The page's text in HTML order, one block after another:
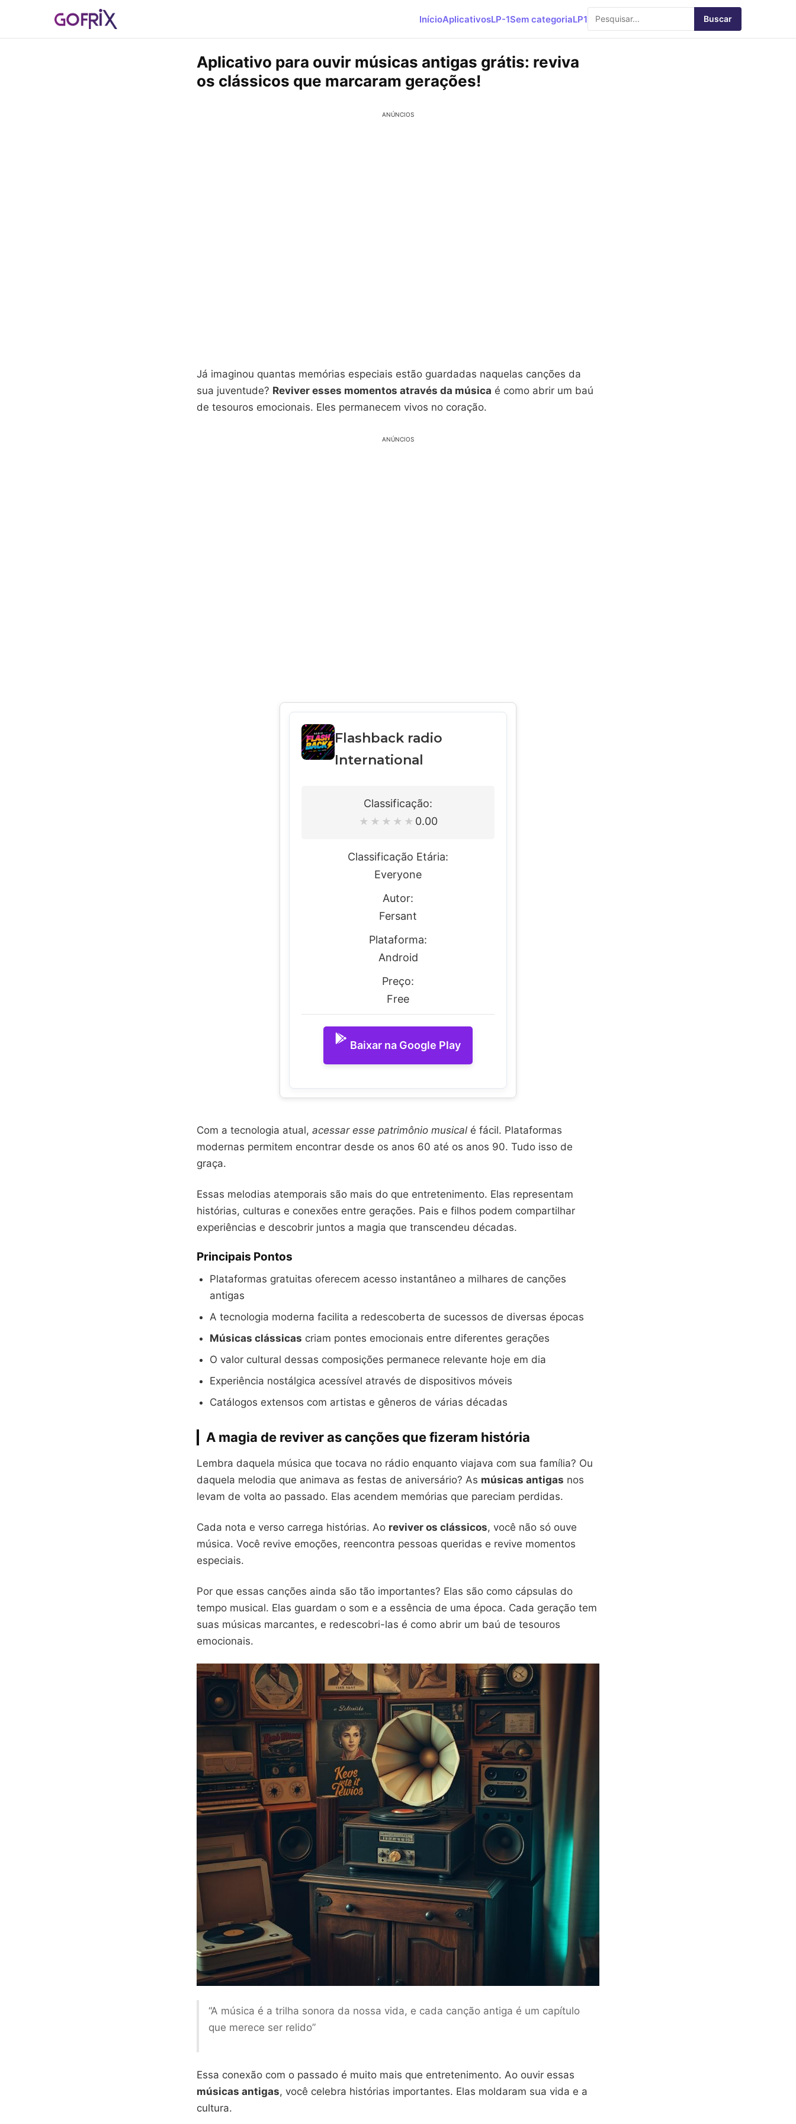
InícioAplicativosLP-1Sem categoriaLP1 Buscar
Aplicativo para ouvir músicas antigas grátis: reviva
os clássicos que marcaram gerações!
ANÚNCIOS
Já imaginou quantas memórias especiais estão guardadas naquelas canções da
sua juventude? Reviver esses momentos através da música é como abrir um baú
de tesouros emocionais. Eles permanecem vivos no coração.
ANÚNCIOS
Flashback radio
International
Classificação:
★ ★ ★ ★ ★ 0.00
Classificação Etária:
Everyone
Autor:
Fersant
Plataforma:
Android
Preço:
Free
Baixar na Google Play
Com a tecnologia atual, acessar esse patrimônio musical é fácil. Plataformas
modernas permitem encontrar desde os anos 60 até os anos 90. Tudo isso de
graça.
Essas melodias atemporais são mais do que entretenimento. Elas representam
histórias, culturas e conexões entre gerações. Pais e filhos podem compartilhar
experiências e descobrir juntos a magia que transcendeu décadas.
Principais Pontos
Plataformas gratuitas oferecem acesso instantâneo a milhares de canções
antigas
A tecnologia moderna facilita a redescoberta de sucessos de diversas épocas
Músicas clássicas criam pontes emocionais entre diferentes gerações
O valor cultural dessas composições permanece relevante hoje em dia
Experiência nostálgica acessível através de dispositivos móveis
Catálogos extensos com artistas e gêneros de várias décadas
A magia de reviver as canções que fizeram história
Lembra daquela música que tocava no rádio enquanto viajava com sua família? Ou
daquela melodia que animava as festas de aniversário? As músicas antigas nos
levam de volta ao passado. Elas acendem memórias que pareciam perdidas.
Cada nota e verso carrega histórias. Ao reviver os clássicos, você não só ouve
música. Você revive emoções, reencontra pessoas queridas e revive momentos
especiais.
Por que essas canções ainda são tão importantes? Elas são como cápsulas do
tempo musical. Elas guardam o som e a essência de uma época. Cada geração tem
suas músicas marcantes, e redescobri-las é como abrir um baú de tesouros
emocionais.
“A música é a trilha sonora da nossa vida, e cada canção antiga é um capítulo
que merece ser relido”
Essa conexão com o passado é muito mais que entretenimento. Ao ouvir essas
músicas antigas, você celebra histórias importantes. Elas moldaram sua vida e a
cultura.